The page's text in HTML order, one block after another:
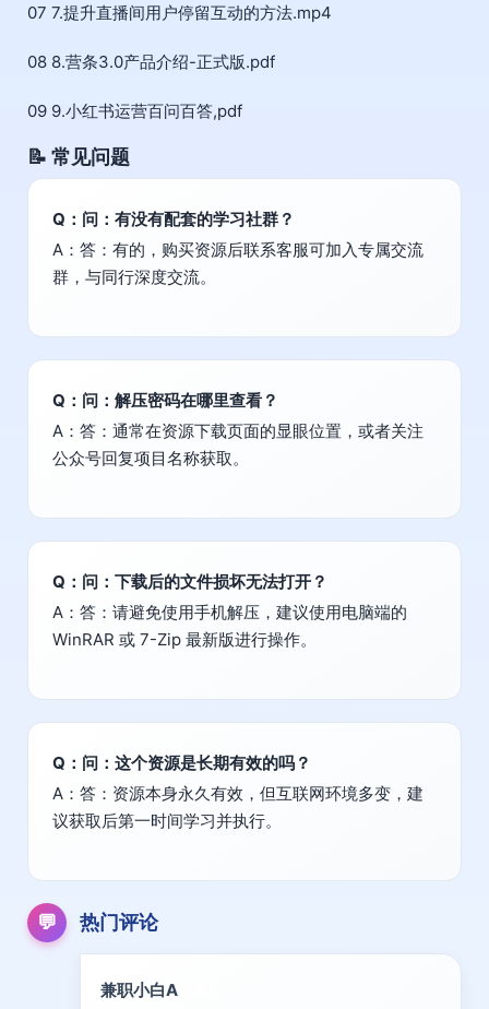
07 7.提升直播间用户停留互动的方法.mp4
08 8.营条3.0产品介绍-正式版.pdf
09 9.小红书运营百问百答,pdf
📝 常见问题
Q：问：有没有配套的学习社群？
A：答：有的，购买资源后联系客服可加入专属交流
群，与同行深度交流。
Q：问：解压密码在哪里查看？
A：答：通常在资源下载页面的显眼位置，或者关注
公众号回复项目名称获取。
Q：问：下载后的文件损坏无法打开？
A：答：请避免使用手机解压，建议使用电脑端的
WinRAR 或 7-Zip 最新版进行操作。
Q：问：这个资源是长期有效的吗？
A：答：资源本身永久有效，但互联网环境多变，建
议获取后第一时间学习并执行。
💬 热门评论
兼职小白A